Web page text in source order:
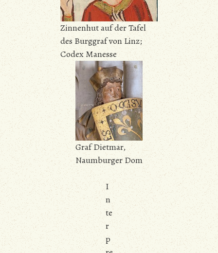
Zinnenhut auf der Tafel
des Burggraf von Linz;
Codex Manesse
Graf Dietmar,
Naumburger Dom
I
n
te
r
p